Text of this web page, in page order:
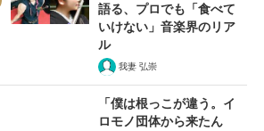
語る、プロでも「食べて
いけない」音楽界のリア
ル
我妻 弘崇
「僕は根っこが違う。イ
ロモノ団体から来たん